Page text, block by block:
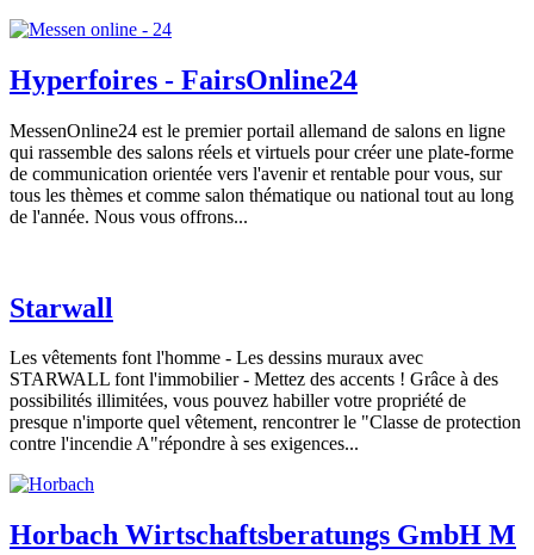
Hyperfoires - FairsOnline24
MessenOnline24 est le premier portail allemand de salons en ligne
qui rassemble des salons réels et virtuels pour créer une plate-forme
de communication orientée vers l'avenir et rentable pour vous, sur
tous les thèmes et comme salon thématique ou national tout au long
de l'année. Nous vous offrons...
Starwall
Les vêtements font l'homme - Les dessins muraux avec
STARWALL font l'immobilier - Mettez des accents ! Grâce à des
possibilités illimitées, vous pouvez habiller votre propriété de
presque n'importe quel vêtement, rencontrer le "Classe de protection
contre l'incendie A"répondre à ses exigences...
Horbach Wirtschaftsberatungs GmbH M